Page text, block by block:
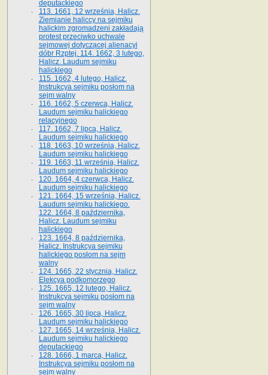
deputackiego
113. 1661, 12 września, Halicz.
Ziemianie haliccy na sejmiku
halickim zgromadzeni zakładają
protest przeciwko uchwale
sejmowej dotyczącej alienacyi
dóbr Rzptej. 114. 1662, 3 lutego,
Halicz. Laudum sejmiku
halickiego
115. 1662, 4 lutego, Halicz.
Instrukcya sejmiku posłom na
sejm walny
116. 1662, 5 czerwca, Halicz.
Laudum sejmiku halickiego
relacyjnego
117. 1662, 7 lipca, Halicz.
Laudum sejmiku halickiego
118. 1663, 10 września, Halicz.
Laudum sejmiku halickiego
119. 1663, 11 września, Halicz.
Laudum sejmiku halickiego
120. 1664, 4 czerwca, Halicz.
Laudum sejmiku halickiego
121. 1664, 15 września, Halicz.
Laudum sejmiku halickiego.
122. 1664, 8 października,
Halicz. Laudum sejmiku
halickiego
123. 1664, 8 października,
Halicz. Instrukcya sejmiku
halickiego posłom na sejm
walny
124. 1665, 22 stycznia, Halicz.
Elekcya podkomorzego
125. 1665, 12 lutego, Halicz.
Instrukcya sejmiku posłom na
sejm walny
126. 1665, 30 lipca, Halicz.
Laudum sejmiku halickiego
127. 1665, 14 września, Halicz.
Laudum sejmiku halickiego
deputackiego
128. 1666, 1 marca, Halicz.
Instrukcya sejmiku posłom na
sejm walny